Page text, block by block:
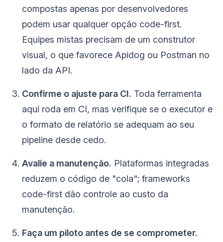
compostas apenas por desenvolvedores
podem usar qualquer opção code-first.
Equipes mistas precisam de um construtor
visual, o que favorece Apidog ou Postman no
lado da API.
Confirme o ajuste para CI. Toda ferramenta
aqui roda em CI, mas verifique se o executor e
o formato de relatório se adequam ao seu
pipeline desde cedo.
Avalie a manutenção. Plataformas integradas
reduzem o código de "cola"; frameworks
code-first dão controle ao custo da
manutenção.
Faça um piloto antes de se comprometer.